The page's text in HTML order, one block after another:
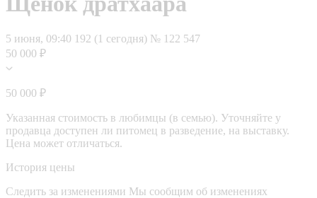
5 июня, 09:40 192 (1 сегодня) № 122 547
50 000 ₽
50 000 ₽
Указанная стоимость в любимцы (в семью). Уточняйте у
продавца доступен ли питомец в разведение, на выставку.
Цена может отличаться.
История цены
Следить за изменениями Мы сообщим об изменениях